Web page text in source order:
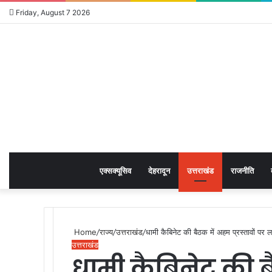
Friday, August 7 2026
एक्सक्यूसिव देहरादून उत्तराखंड राजनीति
Home/राज्य/उत्तराखंड/धामी कैबिनेट की बैठक में अहम प्रस्तावों पर
उत्तराखंड